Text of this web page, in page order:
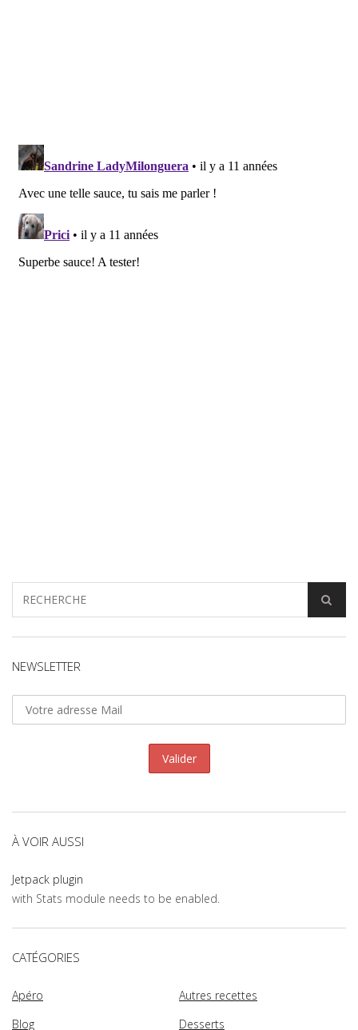
NEWSLETTER
À VOIR AUSSI
Jetpack plugin
with Stats module needs to be enabled.
CATÉGORIES
Apéro
Autres recettes
Blog
Desserts